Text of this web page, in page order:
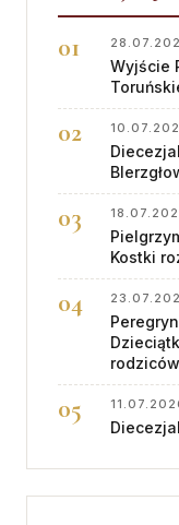
Wyjście
Kostki